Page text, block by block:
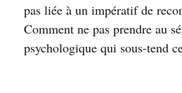
pas liée à un impératif de
Comment ne pas prendre au
psychologique qui sous-tend